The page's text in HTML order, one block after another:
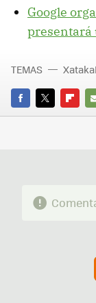
Google
presentará
FACEBOOK
TWITTER
TEMAS